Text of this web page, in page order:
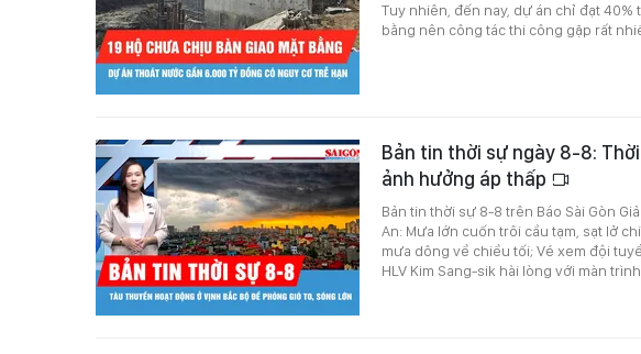
Tuy nhiên, đến nay, dự án chỉ đạt
bằng nên công tác thi công gặp rất
Bản tin thời sự ngày 8-8:
ảnh hưởng áp thấp
Bản tin thời sự 8-8 trên Báo Sài Gòn
An: Mưa lớn cuốn trôi cầu tạm, sạt lở
mưa dông về chiều tối; Vé xem đội
HLV Kim Sang-sik hài lòng với màn